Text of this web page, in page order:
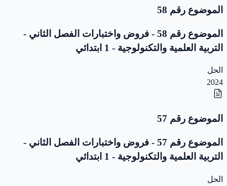
الموضوع رقم 58
الموضوع رقم 58 - فروض واختبارات الفصل الثاني -
التربية العلمية والتكنولوجية - 1 ابتدائي
الحل
2024
الموضوع رقم 57
الموضوع رقم 57 - فروض واختبارات الفصل الثاني -
التربية العلمية والتكنولوجية - 1 ابتدائي
الحل